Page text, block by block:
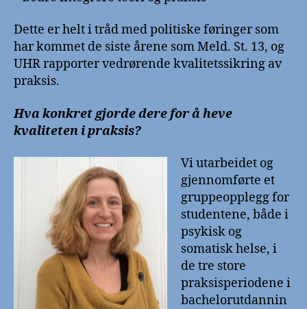
Dette er helt i tråd med politiske føringer som
har kommet de siste årene som Meld. St. 13, og
UHR rapporter vedrørende kvalitetssikring av
praksis.
Hva konkret gjorde dere for å heve
kvaliteten i praksis?
Vi utarbeidet og
gjennomførte et
gruppeopplegg for
studentene, både i
psykisk og
somatisk helse, i
de tre store
praksisperiodene i
bachelorutdannin